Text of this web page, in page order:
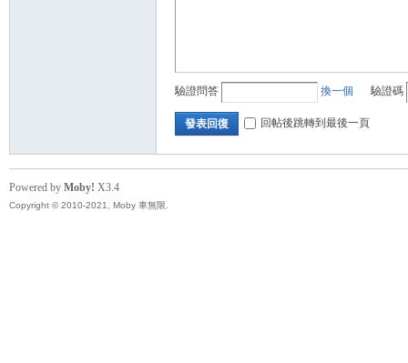
驗證問答 換一個 驗證碼
發表回復 回帖後跳轉到最後一頁
Powered by Moby! X3.4
Copyright © 2010-2021, Moby 車無限.